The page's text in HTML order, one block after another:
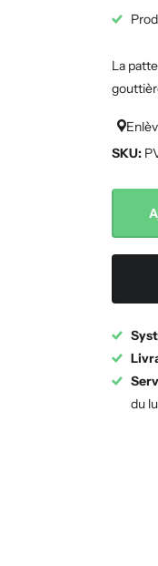
La
SKU:
du